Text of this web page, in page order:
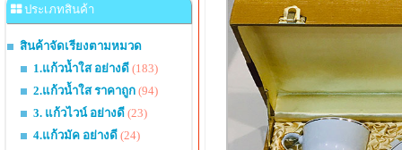
ประเภทสินค้า
สินค้าจัดเรียงตามหมวด
1.แก้วน้ำใส อย่างดี (183)
2.แก้วน้ำใส ราคาถูก (94)
3. แก้วไวน์ อย่างดี (23)
4.แก้วมัค อย่างดี (24)